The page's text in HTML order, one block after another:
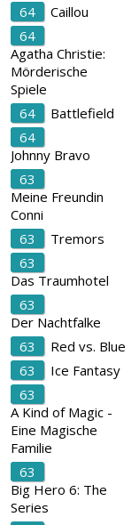
64
Caillou
64
Agatha Christie:
Mörderische
Spiele
64
Battlefield
64
Johnny Bravo
63
Meine Freundin
Conni
63
Tremors
63
Das Traumhotel
63
Der Nachtfalke
63
Red vs. Blue
63
Ice Fantasy
63
A Kind of Magic -
Eine Magische
Familie
63
Big Hero 6: The
Series